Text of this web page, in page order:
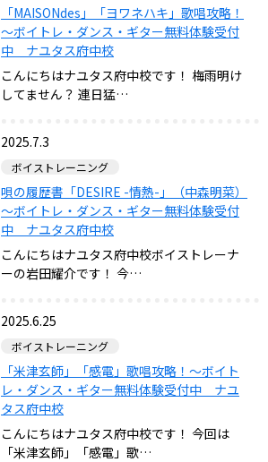
「MAISONdes」「ヨワネハキ」歌唱攻略！
～ボイトレ・ダンス・ギター無料体験受付
中 ナユタス府中校
こんにちはナユタス府中校です！ 梅雨明け
してません？ 連日猛…
2025.7.3
ボイストレーニング
唄の履歴書「DESIRE -情熱-」（中森明菜）
～ボイトレ・ダンス・ギター無料体験受付
中 ナユタス府中校
こんにちはナユタス府中校ボイストレーナ
ーの岩田耀介です！ 今…
2025.6.25
ボイストレーニング
「米津玄師」「感電」歌唱攻略！～ボイト
レ・ダンス・ギター無料体験受付中 ナユ
タス府中校
こんにちはナユタス府中校です！ 今回は
「米津玄師」「感電」歌…